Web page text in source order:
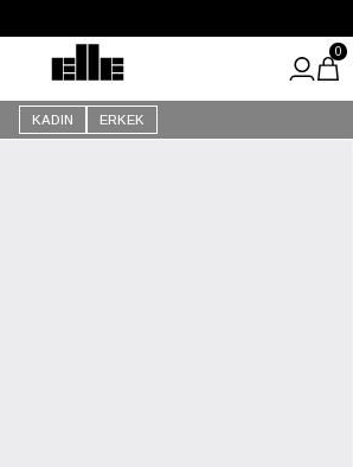
Kargo Ücretsiz!
KADIN ERKEK
0